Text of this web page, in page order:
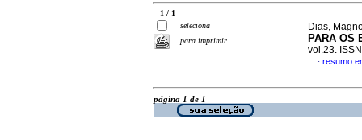
1 / 1
seleciona
para imprimir
Dias,
PARA OS
vol.23.
· resumo
página 1 de 1